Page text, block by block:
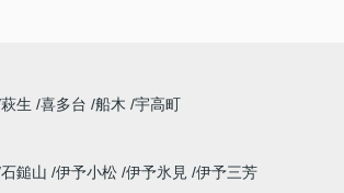
萩生 喜多台 船木 宇高町
石鎚山 伊予小松 伊予氷見 伊予三芳